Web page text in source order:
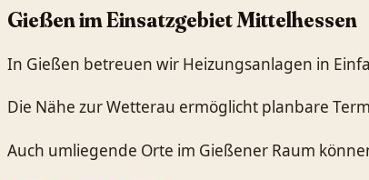
Gießen im Einsatzgebiet Mittelhessen
In Gießen betreuen wir Heizungsanlagen in
Die Nähe zur Wetterau ermöglicht planbare
Auch umliegende Orte im Gießener Raum